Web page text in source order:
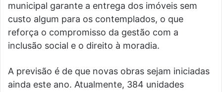
municipal garante a entrega dos imóveis sem
custo algum para os contemplados, o que
reforça o compromisso da gestão com a
inclusão social e o direito à moradia.
A previsão é de que novas obras sejam iniciadas
ainda este ano. Atualmente, 384 unidades